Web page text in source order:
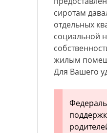
сиротам
отдельных
социальной
жилым
Для Вашего